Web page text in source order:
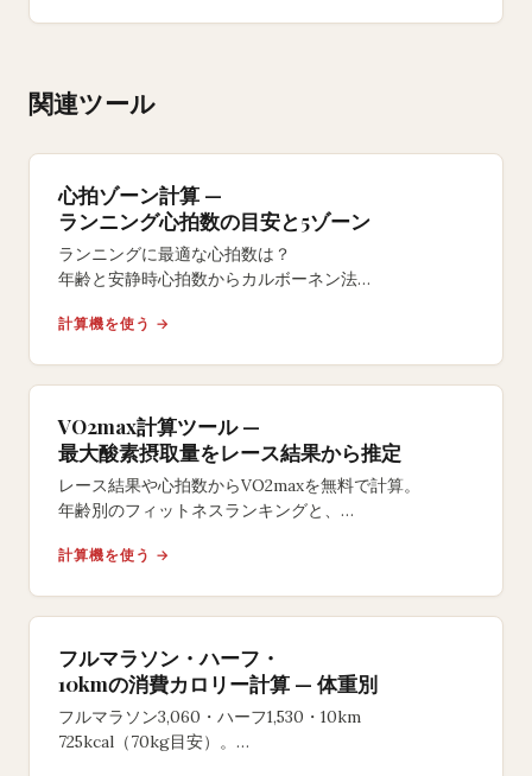
関連ツール
心拍ゾーン計算 —
ランニング心拍数の目安と5ゾーン
ランニングに最適な心拍数は？
年齢と安静時心拍数からカルボーネン法
脂肪燃焼ゾーンからVO2maxまで計算式と例つき。
計算機を使う →
VO2max計算ツール —
最大酸素摂取量をレース結果から推定
レース結果や心拍数からVO2maxを無料で計算。
年齢別のフィットネスランキングと、
計算機を使う →
フルマラソン・ハーフ・
10kmの消費カロリー計算 — 体重別
フルマラソン3,060・ハーフ1,530・10km
725kcal（70kg目安）。